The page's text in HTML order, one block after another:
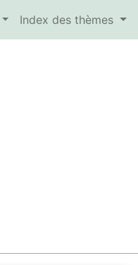
Index des thèmes